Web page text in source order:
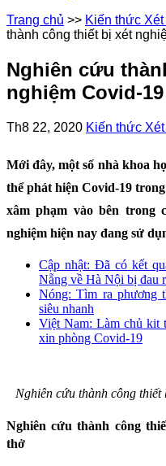
Trang chủ >> Kiến thức
thành công thiết bị xét
Nghiên cứu
nghiệm Covid-
Th8 22, 2020 Kiến thức
Mới đây, một số nhà khoa
thể phát hiện Covid-19
xâm phạm vào bên trong
nghiệm hiện nay đang sử
Cập nhật: Đã có kết
Nẵng về Hà Nội bị đau
Nóng: Tìm ra phương
siêu nhanh
Việt Nam: Làm chủ kit
xin phòng Covid-19
Nghiên cứu thành công
Nghiên cứu thành công
thở